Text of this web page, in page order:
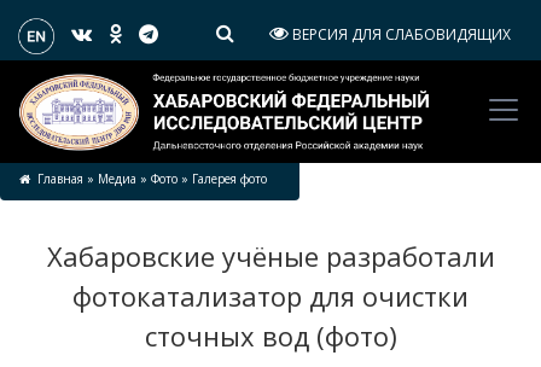
ВЕРСИЯ ДЛЯ СЛАБОВИДЯЩИХ
Главная » Медиа » Фото » Галерея фото
Хабаровские учёные разработали
фотокатализатор для очистки
сточных вод (фото)